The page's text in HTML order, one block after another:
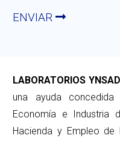
ENVIAR
LABORATORIOS
una ayuda
Economía e Industria
Hacienda y Empleo de